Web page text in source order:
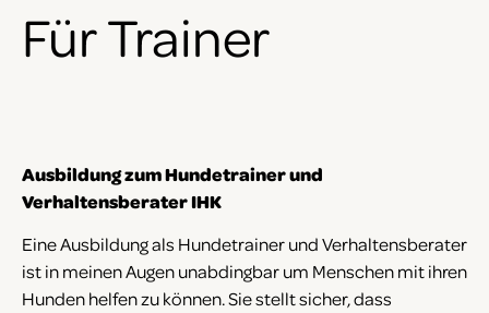
Für Trainer
Ausbildung zum Hundetrainer und
Verhaltensberater IHK
Eine Ausbildung als Hundetrainer und Verhaltensberater
ist in meinen Augen unabdingbar um Menschen mit ihren
Hunden helfen zu können. Sie stellt sicher, dass